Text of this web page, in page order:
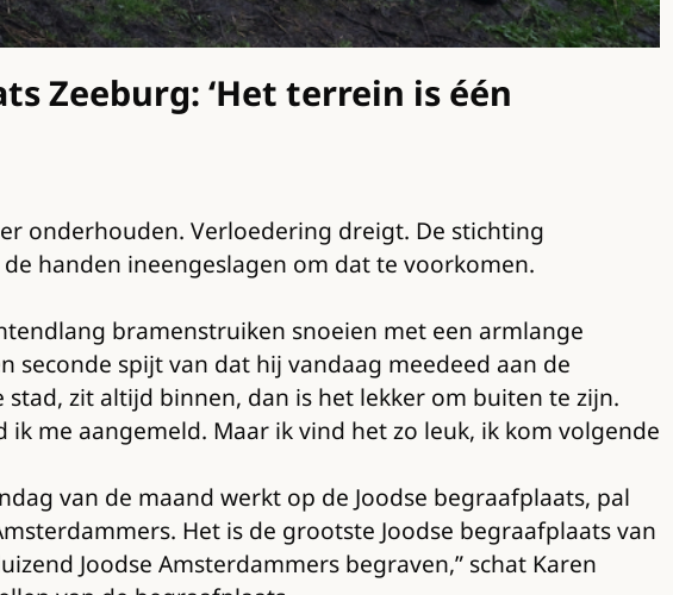
Zeeburg: ‘Het terrein is één
onderhouden. Verloedering dreigt. De stichting
handen ineengeslagen om dat te voorkomen.
bramenstruiken snoeien met een armlange
seconde spijt van dat hij vandaag meedeed aan de
zit altijd binnen, dan is het lekker om buiten te zijn.
me aangemeld. Maar ik vind het zo leuk, ik kom volgende
van de maand werkt op de Joodse begraafplaats, pal
Het is de grootste Joodse begraafplaats van
Joodse Amsterdammers begraven,” schat Karen